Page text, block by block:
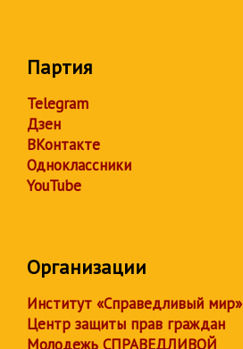
Партия
Telegram
Дзен
ВКонтакте
Одноклассники
YouTube
Организации
Институт «Справедливый мир»
Центр защиты прав граждан
Молодежь СПРАВЕДЛИВОЙ